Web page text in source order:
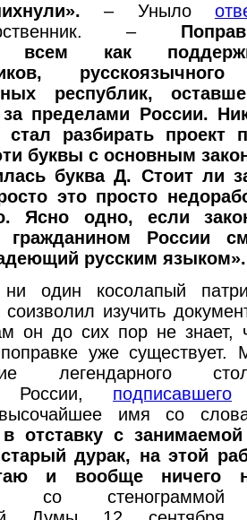
– Уныло
–
всем как
республик,
пределами России.
стал разбирать проект
буквы с основным
буква Д. Стоит ли
это просто
Ясно одно, если
гражданином России
русским языком».
один косолапый
изучить
он до сих пор не знает,
уже существует.
легендарного
России, подписавшего
имя со
отставку с
дурак, на этой
и вообще ничего
со стенограммой